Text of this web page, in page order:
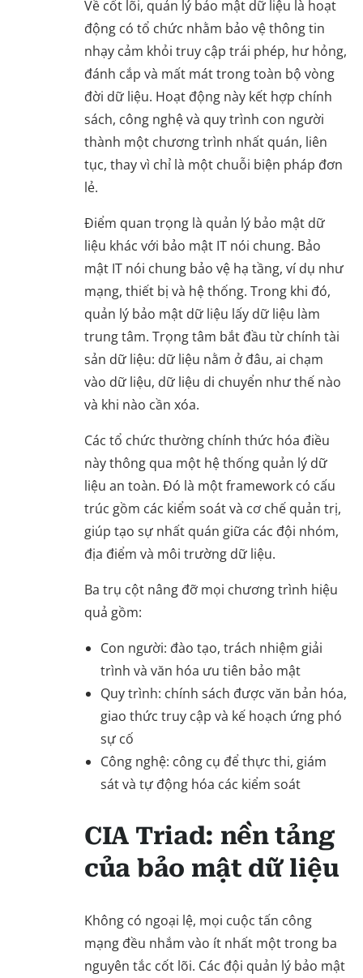
Về cốt lõi, quản lý bảo mật dữ liệu là hoạt
động có tổ chức nhằm bảo vệ thông tin
nhạy cảm khỏi truy cập trái phép, hư hỏng,
đánh cắp và mất mát trong toàn bộ vòng
đời dữ liệu. Hoạt động này kết hợp chính
sách, công nghệ và quy trình con người
thành một chương trình nhất quán, liên
tục, thay vì chỉ là một chuỗi biện pháp đơn
lẻ.
Điểm quan trọng là quản lý bảo mật dữ
liệu khác với bảo mật IT nói chung. Bảo
mật IT nói chung bảo vệ hạ tầng, ví dụ như
mạng, thiết bị và hệ thống. Trong khi đó,
quản lý bảo mật dữ liệu lấy dữ liệu làm
trung tâm. Trọng tâm bắt đầu từ chính tài
sản dữ liệu: dữ liệu nằm ở đâu, ai chạm
vào dữ liệu, dữ liệu di chuyển như thế nào
và khi nào cần xóa.
Các tổ chức thường chính thức hóa điều
này thông qua một hệ thống quản lý dữ
liệu an toàn. Đó là một framework có cấu
trúc gồm các kiểm soát và cơ chế quản trị,
giúp tạo sự nhất quán giữa các đội nhóm,
địa điểm và môi trường dữ liệu.
Ba trụ cột nâng đỡ mọi chương trình hiệu
quả gồm:
Con người: đào tạo, trách nhiệm giải
trình và văn hóa ưu tiên bảo mật
Quy trình: chính sách được văn bản hóa,
giao thức truy cập và kế hoạch ứng phó
sự cố
Công nghệ: công cụ để thực thi, giám
sát và tự động hóa các kiểm soát
CIA Triad: nền tảng
của bảo mật dữ liệu
Không có ngoại lệ, mọi cuộc tấn công
mạng đều nhắm vào ít nhất một trong ba
nguyên tắc cốt lõi. Các đội quản lý bảo mật